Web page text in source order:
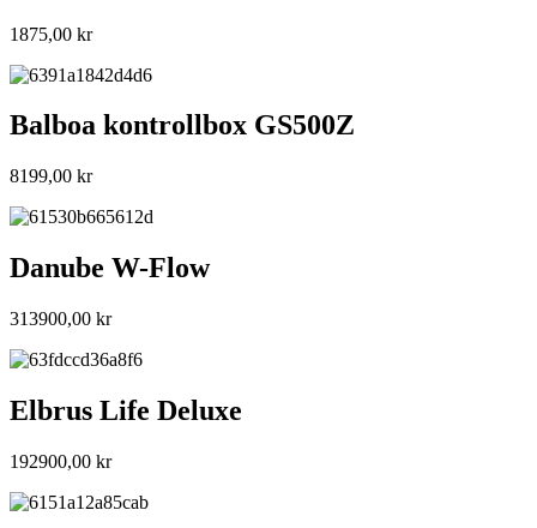
1875,00 kr
Balboa kontrollbox GS500Z
8199,00 kr
Danube W-Flow
313900,00 kr
Elbrus Life Deluxe
192900,00 kr